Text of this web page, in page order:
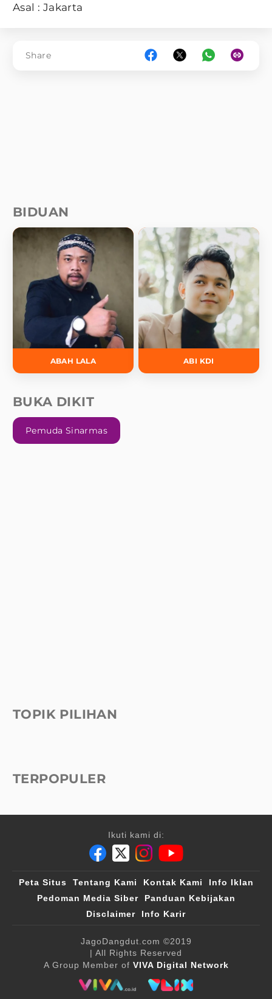
Asal : Jakarta
Share
BIDUAN
ABAH LALA ABI KDI
BUKA DIKIT
Pemuda Sinarmas
TOPIK PILIHAN
TERPOPULER
Ikuti kami di:
Peta Situs Tentang Kami Kontak Kami
Info Iklan
Pedoman Media Siber
Panduan Kebijakan
Disclaimer
Info Karir
JagoDangdut.com ©2019
| All Rights Reserved
A Group Member of VIVA Digital Network